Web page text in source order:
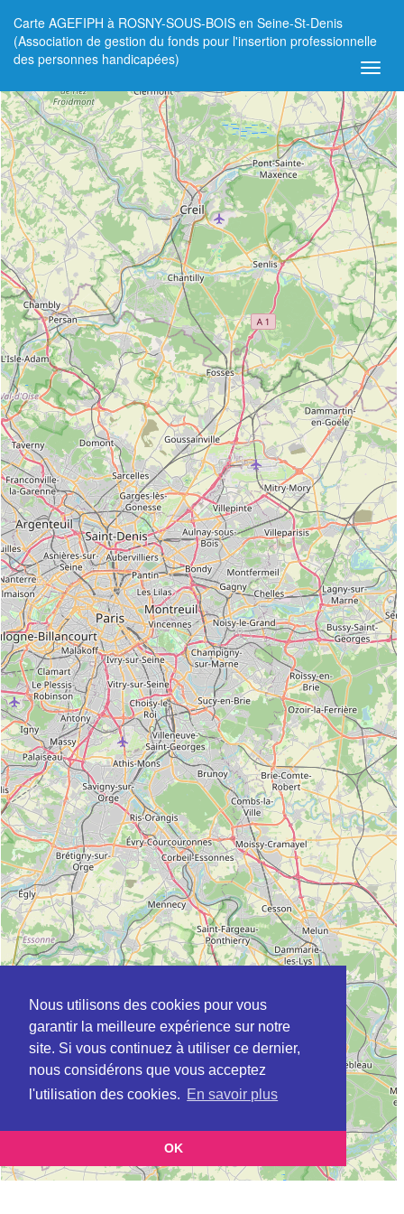
Nous utilisons des cookies pour vous
garantir la meilleure expérience sur notre
site. Si vous continuez à utiliser ce dernier,
nous considérons que vous acceptez
l'utilisation des cookies. En savoir plus
OK
Carte AGEFIPH à ROSNY-SOUS-BOIS en Seine-St-Denis
(Association de gestion du fonds pour l'insertion professionnelle
des personnes handicapées)
+
−